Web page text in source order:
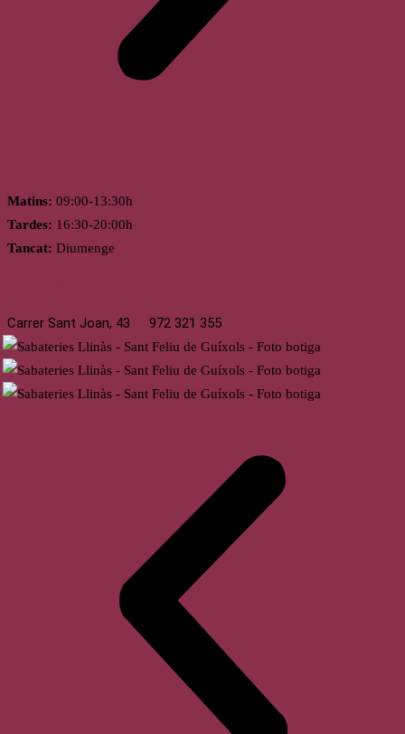
Matins: 09:00-13:30h
Tardes: 16:30-20:00h
Tancat: Diumenge
Carrer Sant Joan, 43 972 321 355